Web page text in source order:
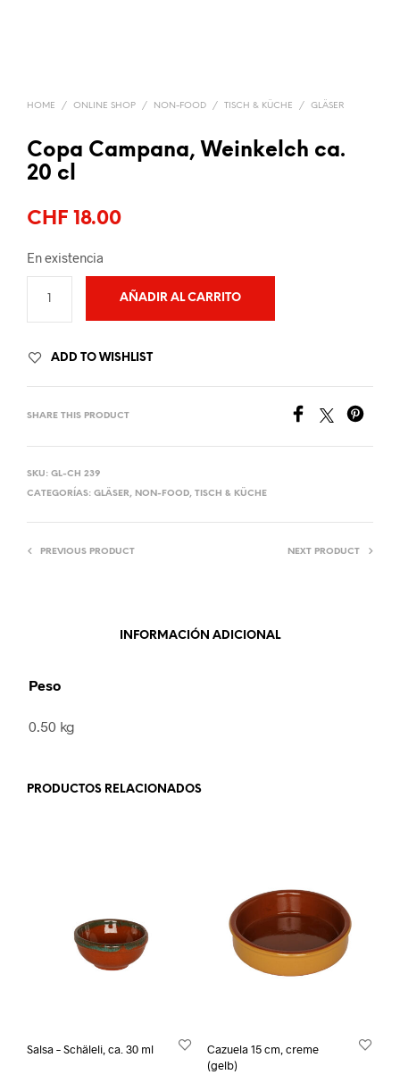
HOME / ONLINE SHOP / NON-FOOD / TISCH & KÜCHE / GLÄSER
Copa Campana, Weinkelch ca.
20 cl
CHF 18.00
En existencia
AÑADIR AL CARRITO
ADD TO WISHLIST
SHARE THIS PRODUCT
SKU: GL-CH 239
CATEGORÍAS: GLÄSER, NON-FOOD, TISCH & KÜCHE
PREVIOUS PRODUCT NEXT PRODUCT
INFORMACIÓN ADICIONAL
Peso
0.50 kg
PRODUCTOS RELACIONADOS
Salsa – Schäleli, ca. 30 ml
Cazuela 15 cm, creme
(gelb)